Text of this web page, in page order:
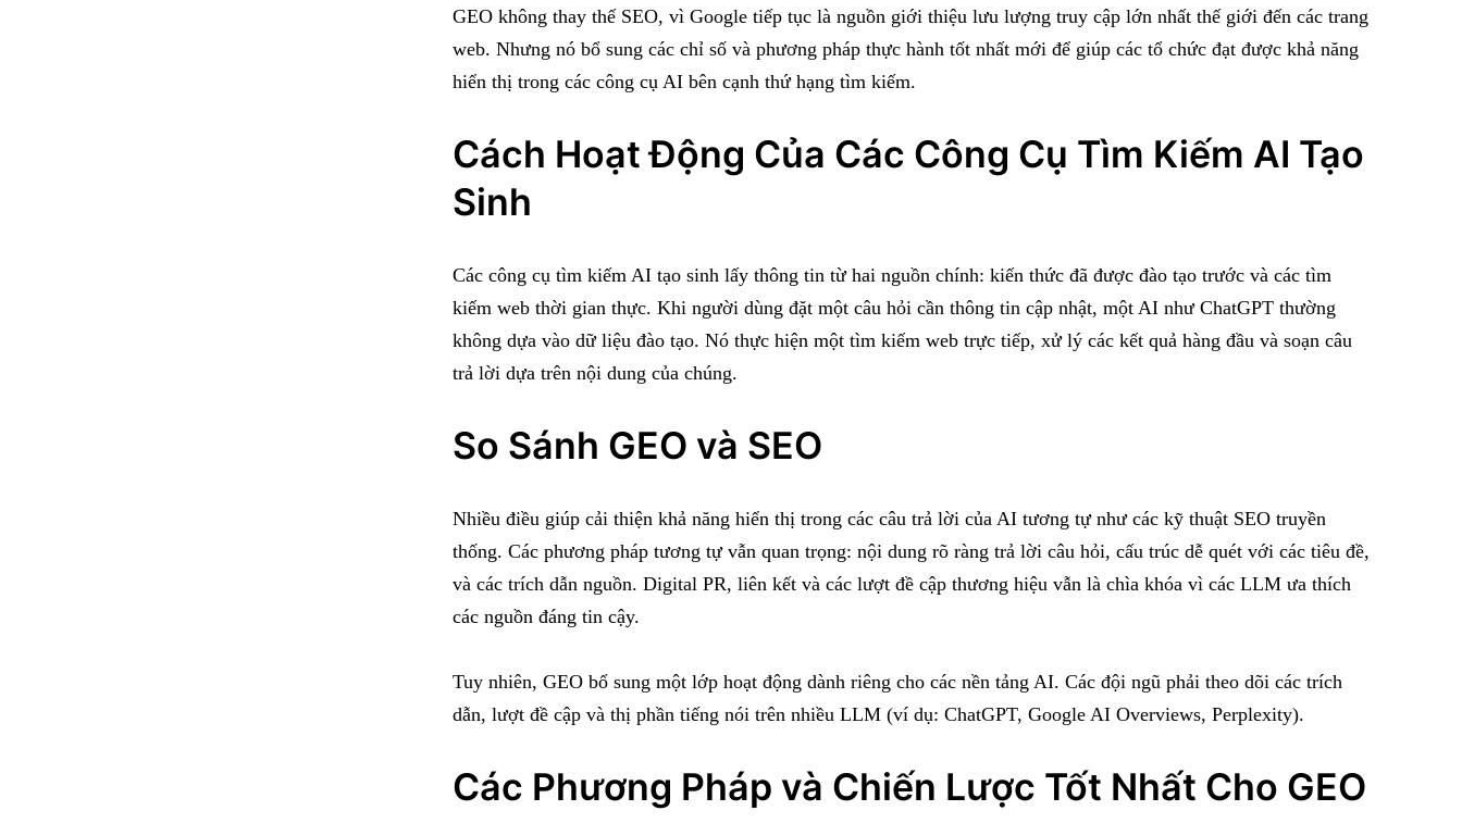
GEO không thay thế SEO, vì Google tiếp tục là nguồn giới thiệu lưu lượng truy cập lớn nhất thế giới đến các trang
web. Nhưng nó bổ sung các chỉ số và phương pháp thực hành tốt nhất mới để giúp các tổ chức đạt được khả năng
hiển thị trong các công cụ AI bên cạnh thứ hạng tìm kiếm.
Cách Hoạt Động Của Các Công Cụ Tìm Kiếm AI Tạo
Sinh
Các công cụ tìm kiếm AI tạo sinh lấy thông tin từ hai nguồn chính: kiến thức đã được đào tạo trước và các tìm
kiếm web thời gian thực. Khi người dùng đặt một câu hỏi cần thông tin cập nhật, một AI như ChatGPT thường
không dựa vào dữ liệu đào tạo. Nó thực hiện một tìm kiếm web trực tiếp, xử lý các kết quả hàng đầu và soạn câu
trả lời dựa trên nội dung của chúng.
So Sánh GEO và SEO
Nhiều điều giúp cải thiện khả năng hiển thị trong các câu trả lời của AI tương tự như các kỹ thuật SEO truyền
thống. Các phương pháp tương tự vẫn quan trọng: nội dung rõ ràng trả lời câu hỏi, cấu trúc dễ quét với các tiêu đề,
và các trích dẫn nguồn. Digital PR, liên kết và các lượt đề cập thương hiệu vẫn là chìa khóa vì các LLM ưa thích
các nguồn đáng tin cậy.
Tuy nhiên, GEO bổ sung một lớp hoạt động dành riêng cho các nền tảng AI. Các đội ngũ phải theo dõi các trích
dẫn, lượt đề cập và thị phần tiếng nói trên nhiều LLM (ví dụ: ChatGPT, Google AI Overviews, Perplexity).
Các Phương Pháp và Chiến Lược Tốt Nhất Cho GEO